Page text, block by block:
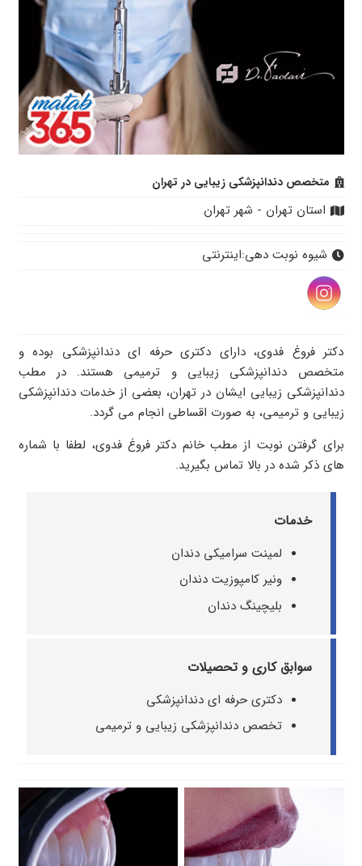
متخصص دندانپزشکی زیبایی در تهران
استان تهران - شهر تهران
شیوه نوبت دهی:اینترنتی
دکتر فروغ فدوی، دارای دکتری حرفه ای دندانپزشکی بوده و
متخصص دندانپزشکی زیبایی و ترمیمی هستند. در مطب
دندانپزشکی زیبایی ایشان در تهران، بعضی از خدمات دندانپزشکی
زیبایی و ترمیمی، به صورت اقساطی انجام می گردد.
برای گرفتن نوبت از مطب خانم دکتر فروغ فدوی، لطفا با شماره
های ذکر شده در بالا تماس بگیرید.
خدمات
لمینت سرامیکی دندان
ونیر کامپوزیت دندان
بلیچینگ دندان
سوابق کاری و تحصیلات
دکتری حرفه ای دندانپزشکی
تخصص دندانپزشکی زیبایی و ترمیمی